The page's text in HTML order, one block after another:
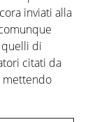
inviati alla
di
citati da
mettendo